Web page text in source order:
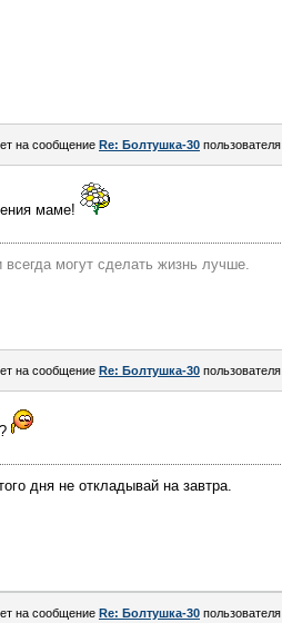
на сообщение Re: Болтушка-30 пользователя
маме!
могут сделать жизнь лучше.
на сообщение Re: Болтушка-30 пользователя
дня не откладывай на завтра.
на сообщение Re: Болтушка-30 пользователя